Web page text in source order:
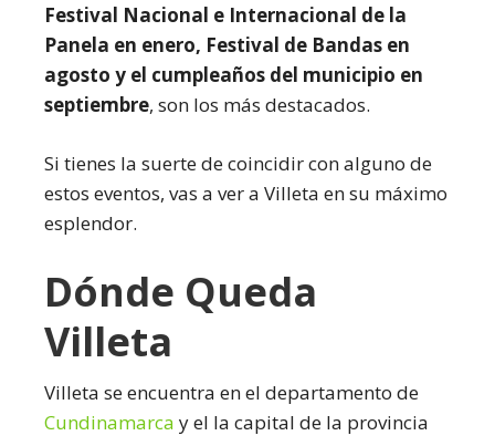
Festival Nacional e Internacional de la
Panela en enero, Festival de Bandas en
agosto y el cumpleaños del municipio en
septiembre, son los más destacados.
Si tienes la suerte de coincidir con alguno de
estos eventos, vas a ver a Villeta en su máximo
esplendor.
Dónde Queda
Villeta
Villeta se encuentra en el departamento de
Cundinamarca y el la capital de la provincia